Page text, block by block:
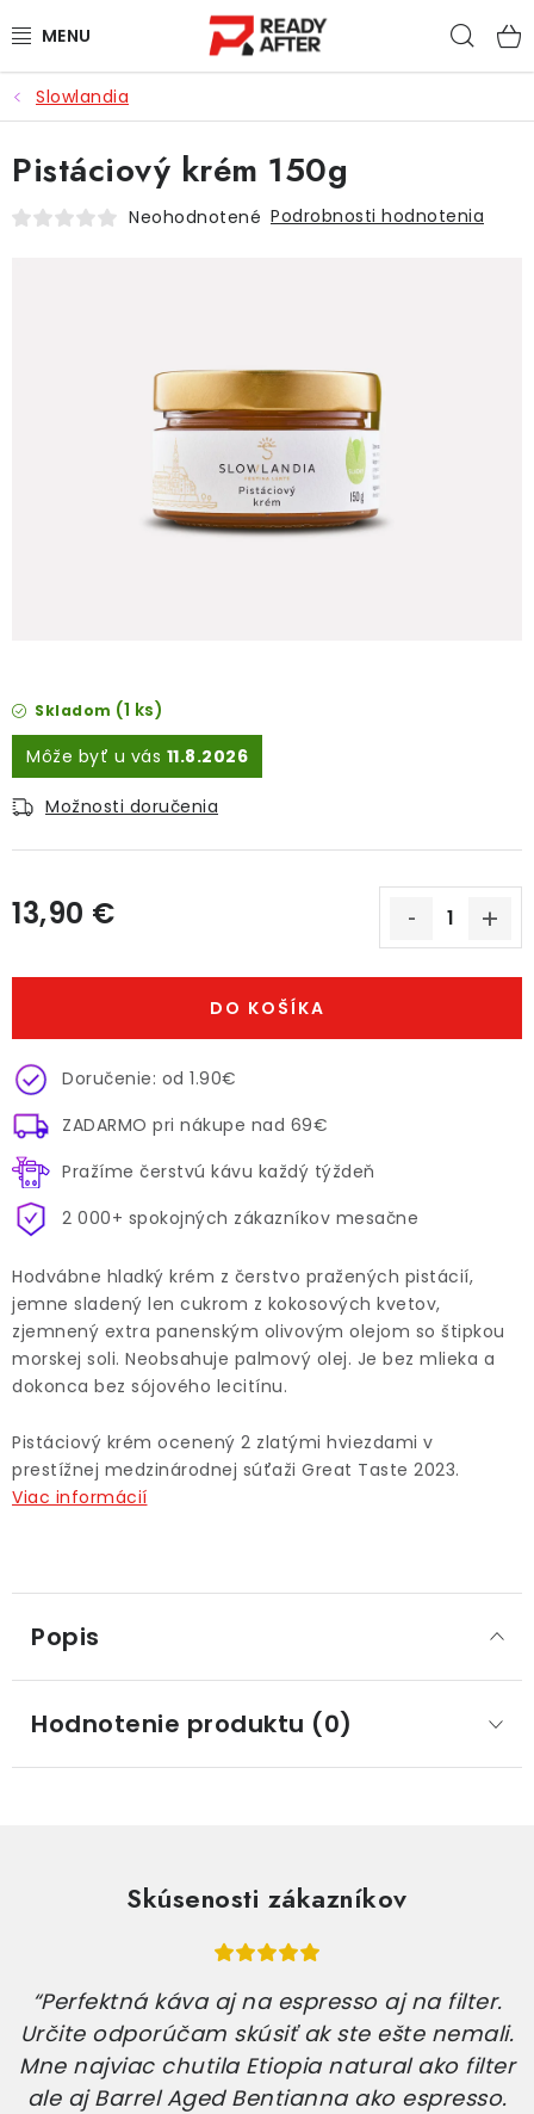
na
KÁVA
SYPANÉ ČAJE
CASCARA
ZĽAVNENÉ PRODUKTY
BENTIANNA
Slowlandia
Hodvábne hladký krém z čerstvo pražených pistácií,
jemne sladený len cukrom z kokosových kvetov,
zjemnený extra panenským olivovým olejom so štipkou
morskej soli. Neobsahuje palmový olej. Je bez mlieka a
dokonca bez sójového lecitínu.
Pistáciový krém ocenený 2 zlatými hviezdami v
prestížnej medzinárodnej súťaži Great Taste 2023.
Viac informácií
Skladom (1 ks)
11.8.2026
Možnosti doručenia
13,90 €
DO KOŠÍKA
Doručenie: od 1.90€
ZADARMO pri nákupe nad 69€
Pražíme čerstvú kávu každý týždeň
2 000+ spokojných zákazníkov mesačne
Pistáciový krém 150g
Neohodnotené Podrobnosti hodnotenia
Popis
Hodnotenie produktu (0)
Skúsenosti zákazníkov
“Perfektná káva aj na espresso aj na filter.
Určite odporúčam skúsiť ak ste ešte nemali.
Mne najviac chutila Etiopia natural ako filter
ale aj Barrel Aged Bentianna ako espresso.